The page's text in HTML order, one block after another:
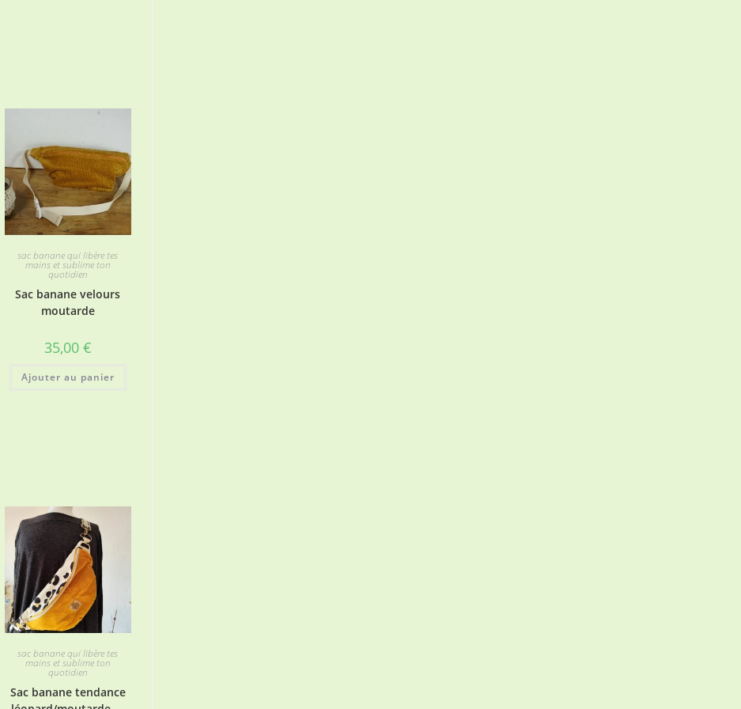
sac banane qui libère tes
mains et sublime ton
quotidien
Sac banane velours
moutarde
35,00 €
Ajouter au panier
sac banane qui libère tes
mains et sublime ton
quotidien
Sac banane tendance